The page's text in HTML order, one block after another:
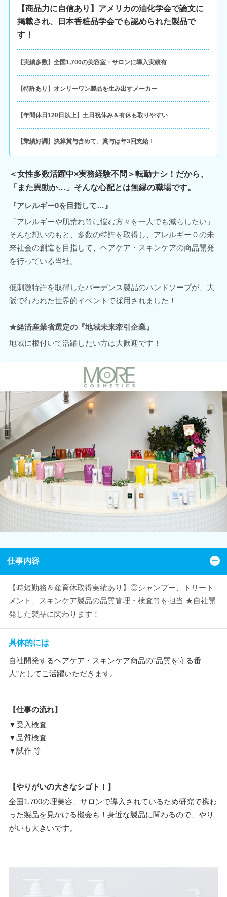
【商品力に自信あり】アメリカの油化学会で論文に
掲載され、日本香粧品学会でも認められた製品で
す！
【実績多数】全国1,700の美容室・サロンに導入実績有
【特許あり】オンリーワン製品を生み出すメーカー
【年間休日120日以上】土日祝休み＆有休も取りやすい
【業績好調】決算賞与含めて、賞与は年3回支給！
＜女性多数活躍中×実務経験不問＞転勤ナシ！だから、
「また異動か…」そんな心配とは無縁の職場です。
『アレルギー0を目指して…』
「アレルギーや肌荒れ等に悩む方々を一人でも減らしたい」
そんな想いのもと、多数の特許を取得し、アレルギー０の未
来社会の創造を目指して、ヘアケア・スキンケアの商品開発
を行っている当社。
低刺激特許を取得したバーデンス製品のハンドソープが、大
阪で行われた世界的イベントで採用されました！
★経済産業省選定の『地域未来牽引企業』
地域に根付いて活躍したい方は大歓迎です！
仕事内容
【時短勤務＆産育休取得実績あり】◎シャンプー、トリート
メント、スキンケア製品の品質管理・検査等を担当 ★自社開
発した製品に関わります！
具体的には
自社開発するヘアケア・スキンケア商品の”品質を守る番
人”としてご活躍いただきます。
【仕事の流れ】
▼受入検査
▼品質検査
▼試作 等
【やりがいの大きなシゴト！】
全国1,700の理美容、サロンで導入されているため研究で携わ
った製品を見かける機会も！身近な製品に関わるので、やり
がいも大きいです。